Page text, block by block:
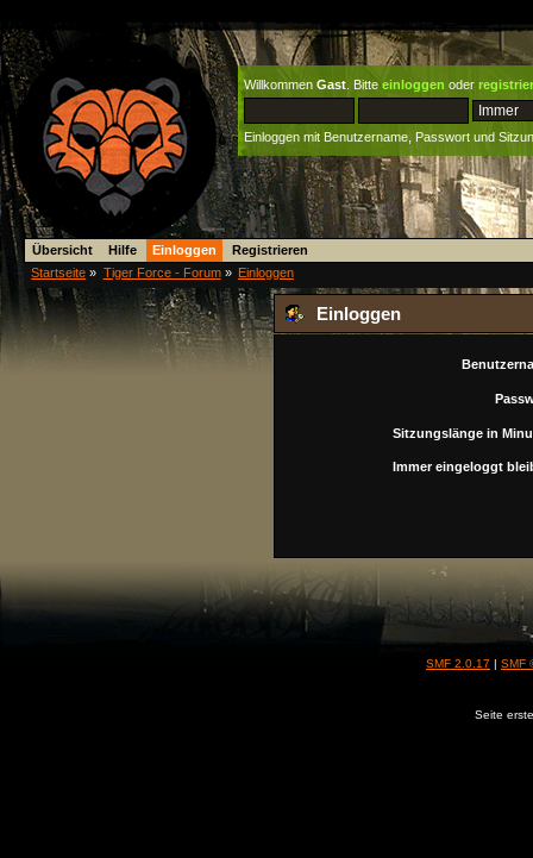
Willkommen Gast . Bitte einloggen oder
Einloggen mit Benutzername, Passwort und
Übersicht Hilfe Einloggen
Registrieren
Startseite » Tiger Force - Forum» Einloggen
Einloggen
Sitzungslänge in
Immer eingeloggt
SMF 2.0.17 | SMF
Seite